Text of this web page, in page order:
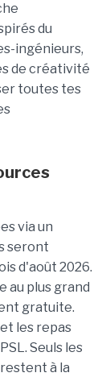
du
ingénieurs,
de créativité
toutes tes
via un
seront
d'août 2026.
au plus grand
gratuite.
les repas
Seuls les
à la